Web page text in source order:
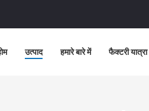
उत्पाद हमारे बारे में फैक्टरी यात्रा